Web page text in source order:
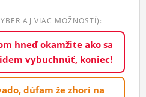
AJ VIAC MOŽNOSTÍ):
hneď okamžite ako sa
vybuchnúť, koniec!
dúfam že zhorí na